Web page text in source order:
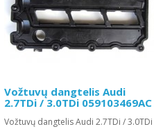
Vožtuvų dangtelis Audi
2.7TDi / 3.0TDi 059103469AC
Vožtuvų dangtelis Audi 2.7TDi / 3.0TDi